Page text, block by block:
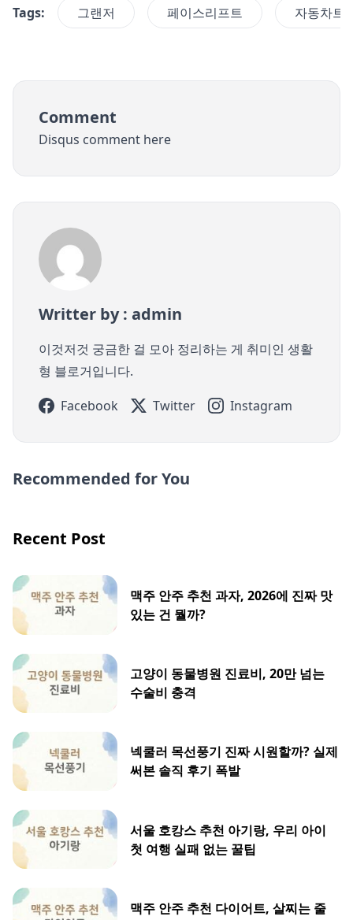
Tags:
그랜저 페이스리프트 자동차트
Comment
Disqus comment here
Writter by : admin
이것저것 궁금한 걸 모아 정리하는 게 취미인 생활
형 블로거입니다.
Facebook
Twitter Instagram
Recommended for You
Recent Post
맥주 안주 추천 과자, 2026에 진짜 맛
있는 건 뭘까?
고양이 동물병원 진료비, 20만 넘는
수술비 충격
넥쿨러 목선풍기 진짜 시원할까? 실제
써본 솔직 후기 폭발
서울 호캉스 추천 아기랑, 우리 아이
첫 여행 실패 없는 꿀팁
맥주 안주 추천 다이어트, 살찌는 줄